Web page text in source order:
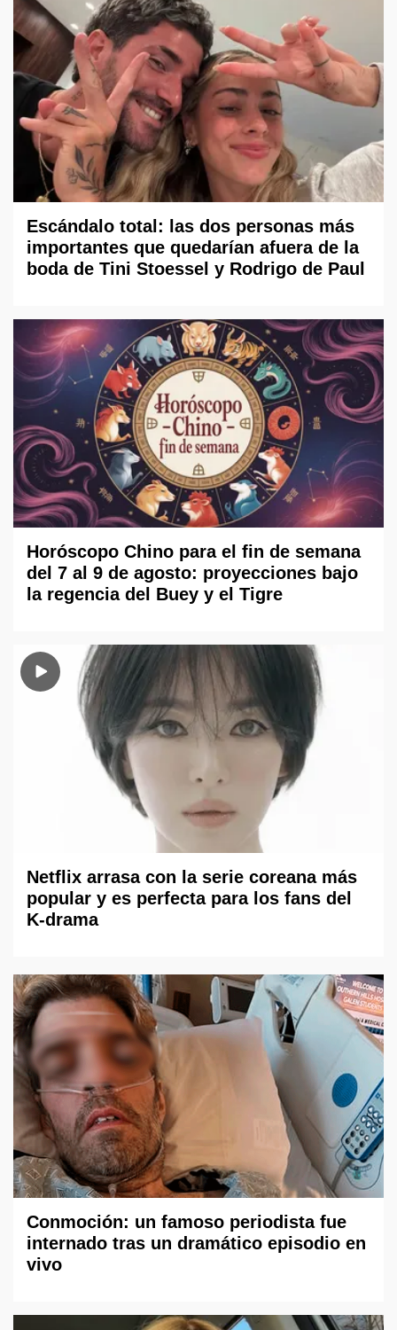
Escándalo total: las dos personas más
importantes que quedarían afuera de la
boda de Tini Stoessel y Rodrigo de Paul
Horóscopo Chino para el fin de semana
del 7 al 9 de agosto: proyecciones bajo
la regencia del Buey y el Tigre
Netflix arrasa con la serie coreana más
popular y es perfecta para los fans del
K-drama
Conmoción: un famoso periodista fue
internado tras un dramático episodio en
vivo